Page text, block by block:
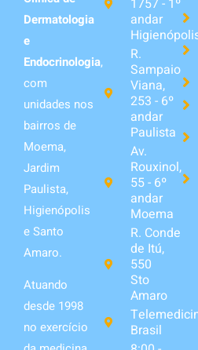
Dermatologia
e
Endocrinologia,
com
unidades nos
bairros de
Moema,
Jardim
Paulista,
Higienópolis
e Santo
Amaro.
Atuando
desde 1998
no exercício
1757 - 1º
andar
R.
Sampaio
Viana,
253 - 6º
andar
Paulista
Av.
Rouxinol,
55 - 6º
andar
Moema
R. Conde
de Itú,
550
Sto
Amaro
Brasil